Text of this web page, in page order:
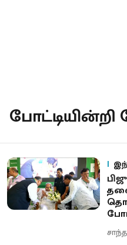
போட்டியின்றி